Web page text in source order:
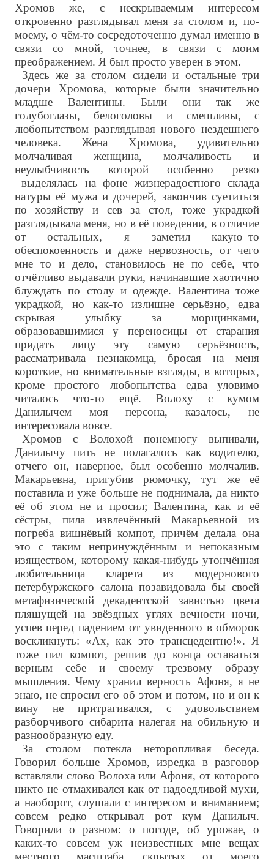
Хромов же, с нескрываемым интересом
откровенно разглядывал меня за столом и, по-
моему, о чём-то сосредоточенно думал именно в
связи со мной, точнее, в связи с моим
преображением. Я был просто уверен в этом.
Здесь же за столом сидели и остальные три
дочери Хромова, которые были значительно
младше Валентины. Были они так же
голубоглазы, белоголовы и смешливы, с
любопытством разглядывая нового нездешнего
человека. Жена Хромова, удивительно
молчаливая женщина, молчаливость и
неулыбчивость которой особенно резко
выделялась на фоне жизнерадостного склада
натуры её мужа и дочерей, закончив суетиться
по хозяйству и сев за стол, тоже украдкой
разглядывала меня, но в её поведении, в отличие
от остальных, я заметил какую–то
обеспокоенность и даже нервозность, от чего
мне то и дело, становилось не по себе, что
отчётливо выдавали руки, начинавшие хаотично
блуждать по столу и одежде. Валентина тоже
украдкой, но как-то излишне серьёзно, едва
скрывая улыбку за морщинками,
образовавшимися у переносицы от старания
придать лицу эту самую серьёзность,
рассматривала незнакомца, бросая на меня
короткие, но внимательные взгляды, в которых,
кроме простого любопытства едва уловимо
читалось что-то ещё. Волоху с кумом
Данилычем моя персона, казалось, не
интересовала вовсе.
Хромов с Волохой понемногу выпивали,
Данилычу пить не полагалось как водителю,
отчего он, наверное, был особенно молчалив.
Макарьевна, пригубив рюмочку, тут же её
поставила и уже больше не поднимала, да никто
её об этом не и просил; Валентина, как и её
сёстры, пила извлечённый Макарьевной из
погреба вишнёвый компот, причём делала она
это с таким непринуждённым и непоказным
изяществом, которому какая-нибудь утончённая
любительница кларета из модернового
петербуржского салона позавидовала бы своей
метафизической декадентской завистью цвета
пляшущей на звёздных углях вечности ночи,
успев перед падением от увиденного в обморок
воскликнуть: «Ах, как это трансцедентно!». Я
тоже пил компот, решив до конца оставаться
верным себе и своему трезвому образу
мышления. Чему хранил верность Афоня, я не
знаю, не спросил его об этом и потом, но и он к
вину не притрагивался, с удовольствием
разборчивого сибарита налегая на обильную и
разнообразную еду.
За столом потекла неторопливая беседа.
Говорил больше Хромов, изредка в разговор
вставляли слово Волоха или Афоня, от которого
никто не отмахивался как от надоедливой мухи,
а наоборот, слушали с интересом и вниманием;
совсем редко открывал рот кум Данилыч.
Говорили о разном: о погоде, об урожае, о
каких-то совсем уж неизвестных мне вещах